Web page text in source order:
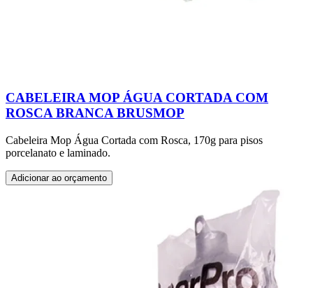
CABELEIRA MOP ÁGUA CORTADA COM
ROSCA BRANCA BRUSMOP
Cabeleira Mop Água Cortada com Rosca, 170g para pisos
porcelanato e laminado.
Adicionar ao orçamento